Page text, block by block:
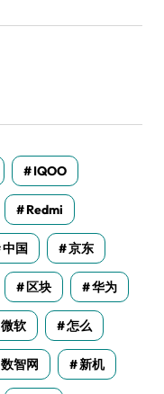
IQOO
Redmi
中国 京东
区块 华为
微软 怎么
数智网 新机